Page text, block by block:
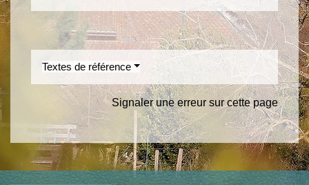
Textes de référence
Signaler une erreur sur cette page